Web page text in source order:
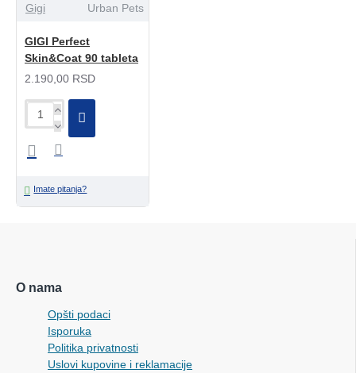
Gigi Urban Pets
GIGI Perfect
Skin&Coat 90 tableta
2.190,00 RSD
Imate pitanja?
O nama
Opšti podaci
Isporuka
Politika privatnosti
Uslovi kupovine i reklamacije